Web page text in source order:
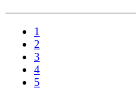
1
2
3
4
5